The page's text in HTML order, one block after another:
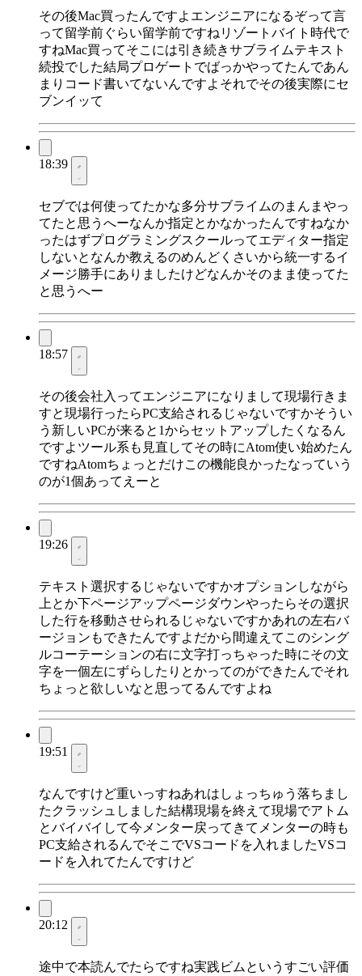
その後Mac買ったんですよエンジニアになるぞって言
って留学前ぐらい留学前ですねリゾートバイト時代で
すねMac買ってそこには引き続きサブライムテキスト
続投でした結局プロゲートでばっかやってたんであん
まりコード書いてないんですよそれでその後実際にセ
ブンイッて
18:39
セブでは何使ってたかな多分サブライムのまんまやっ
てたと思うへーなんか指定とかなかったんですねなか
ったはずプログラミングスクールってエディター指定
しないとなんか教えるのめんどくさいから統一するイ
メージ勝手にありましたけどなんかそのまま使ってた
と思うへー
18:57
その後会社入ってエンジニアになりまして現場行きま
すと現場行ったらPC支給されるじゃないですかそうい
う新しいPCが来ると1からセットアップしたくなるん
ですよツール系も見直してその時にAtom使い始めたん
ですねAtomちょっとだけこの機能良かったなっていう
のが1個あってえーと
19:26
テキスト選択するじゃないですかオプションしながら
上とか下ページアップページダウンやったらその選択
した行を移動させられるじゃないですかあれの左右バ
ージョンもできたんですよだから間違えてこのシング
ルコーテーションの右に文字打っちゃった時にその文
字を一個左にずらしたりとかってのができたんでそれ
ちょっと欲しいなと思ってるんですよね
19:51
なんですけど重いっすねあれはしょっちゅう落ちまし
たクラッシュしました結構現場を終えて現場でアトム
とバイバイして今メンター戻ってきてメンターの時も
PC支給されるんでそこでVSコードを入れましたVSコ
ードを入れてたんですけど
20:12
途中で本読んでたらですね実践ビムというすごい評価